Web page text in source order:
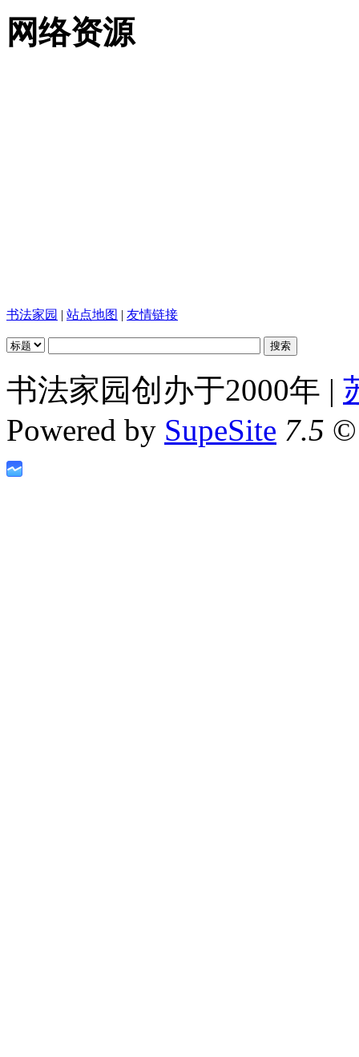
网络资源
书法家园 | 站点地图 | 友情链接
书法家园创办于2000年 |
Powered by SupeSite 7.5 ©